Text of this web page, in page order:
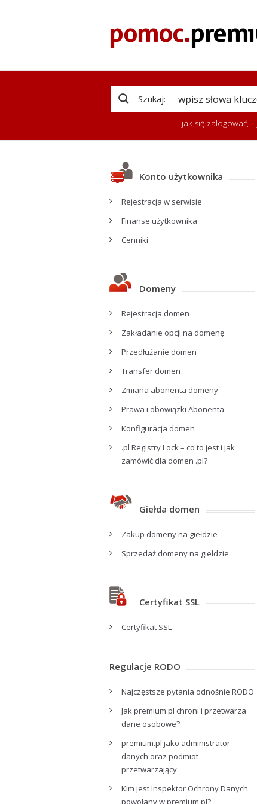
Szukaj:
jak się zalogować,
Konto użytkownika
Rejestracja w serwisie
Finanse użytkownika
Cenniki
Domeny
Rejestracja domen
Zakładanie opcji na domenę
Przedłużanie domen
Transfer domen
Zmiana abonenta domeny
Prawa i obowiązki Abonenta
Konfiguracja domen
.pl Registry Lock – co to jest i jak
zamówić dla domen .pl?
Giełda domen
Zakup domeny na giełdzie
Sprzedaż domeny na giełdzie
Certyfikat SSL
Certyfikat SSL
Regulacje RODO
Najczęstsze pytania odnośnie RODO
Jak premium.pl chroni i przetwarza
dane osobowe?
premium.pl jako administrator
danych oraz podmiot
przetwarzający
Kim jest Inspektor Ochrony Danych
powołany w premium.pl?